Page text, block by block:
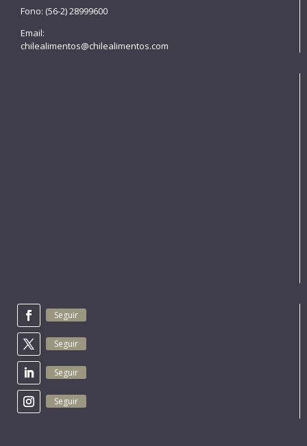
Fono: (56-2) 28999600
Email:
chilealimentos@chilealimentos.com
Seguir
Seguir
Seguir
Seguir